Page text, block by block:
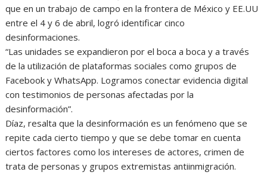
que en un trabajo de campo en la frontera de México y EE.UU
entre el 4 y 6 de abril, logró identificar cinco
desinformaciones.
“Las unidades se expandieron por el boca a boca y a través
de la utilización de plataformas sociales como grupos de
Facebook y WhatsApp. Logramos conectar evidencia digital
con testimonios de personas afectadas por la
desinformación”.
Díaz, resalta que la desinformación es un fenómeno que se
repite cada cierto tiempo y que se debe tomar en cuenta
ciertos factores como los intereses de actores, crimen de
trata de personas y grupos extremistas antiinmigración.